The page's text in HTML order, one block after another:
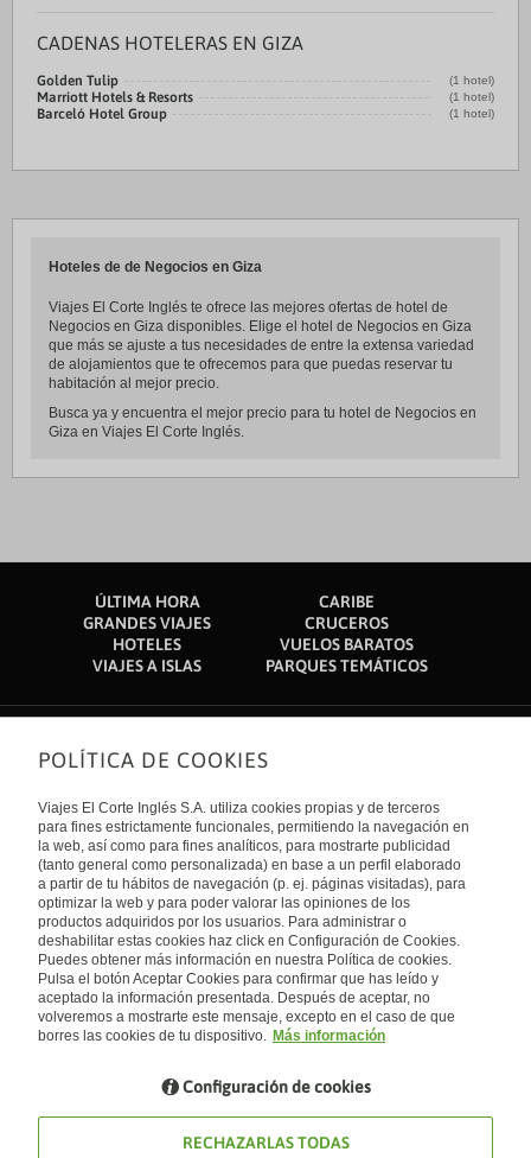
CADENAS HOTELERAS EN GIZA
Golden Tulip (1 hotel)
Marriott Hotels & Resorts (1 hotel)
Barceló Hotel Group (1 hotel)
Hoteles de de Negocios en Giza
Viajes El Corte Inglés te ofrece las mejores ofertas de hotel de
Negocios en Giza disponibles. Elige el hotel de Negocios en Giza
que más se ajuste a tus necesidades de entre la extensa variedad
de alojamientos que te ofrecemos para que puedas reservar tu
habitación al mejor precio.
Busca ya y encuentra el mejor precio para tu hotel de Negocios en
Giza en Viajes El Corte Inglés.
ÚLTIMA HORA
CARIBE
GRANDES VIAJES
CRUCEROS
HOTELES
VUELOS BARATOS
VIAJES A ISLAS
PARQUES TEMÁTICOS
Sobre nosotros
Quiénes somos
Financiación
Sostenibilidad
Turismo accesible
Tarjeta El Corte Inglés
Trabaja con nosotros
El Corte Inglés
Canal Ético
Enlaces de interés
Guías de viaje
Catálogos
Auto check-in
Condiciones Generales
Política de privacidad
Política de cookies
Accesibilidad
Empresas/ Grupos
Internacional
España
Visita nuestro blog
Blog de Viajes el Corte inglés
POLÍTICA DE COOKIES
Viajes El Corte Inglés S.A. utiliza cookies propias y de terceros
para fines estrictamente funcionales, permitiendo la navegación en
la web, así como para fines analíticos, para mostrarte publicidad
(tanto general como personalizada) en base a un perfil elaborado
a partir de tu hábitos de navegación (p. ej. páginas visitadas), para
optimizar la web y para poder valorar las opiniones de los
productos adquiridos por los usuarios. Para administrar o
deshabilitar estas cookies haz click en Configuración de Cookies.
Puedes obtener más información en nuestra Política de cookies.
Pulsa el botón Aceptar Cookies para confirmar que has leído y
aceptado la información presentada. Después de aceptar, no
volveremos a mostrarte este mensaje, excepto en el caso de que
borres las cookies de tu dispositivo. Más información
Configuración de cookies
RECHAZARLAS TODAS